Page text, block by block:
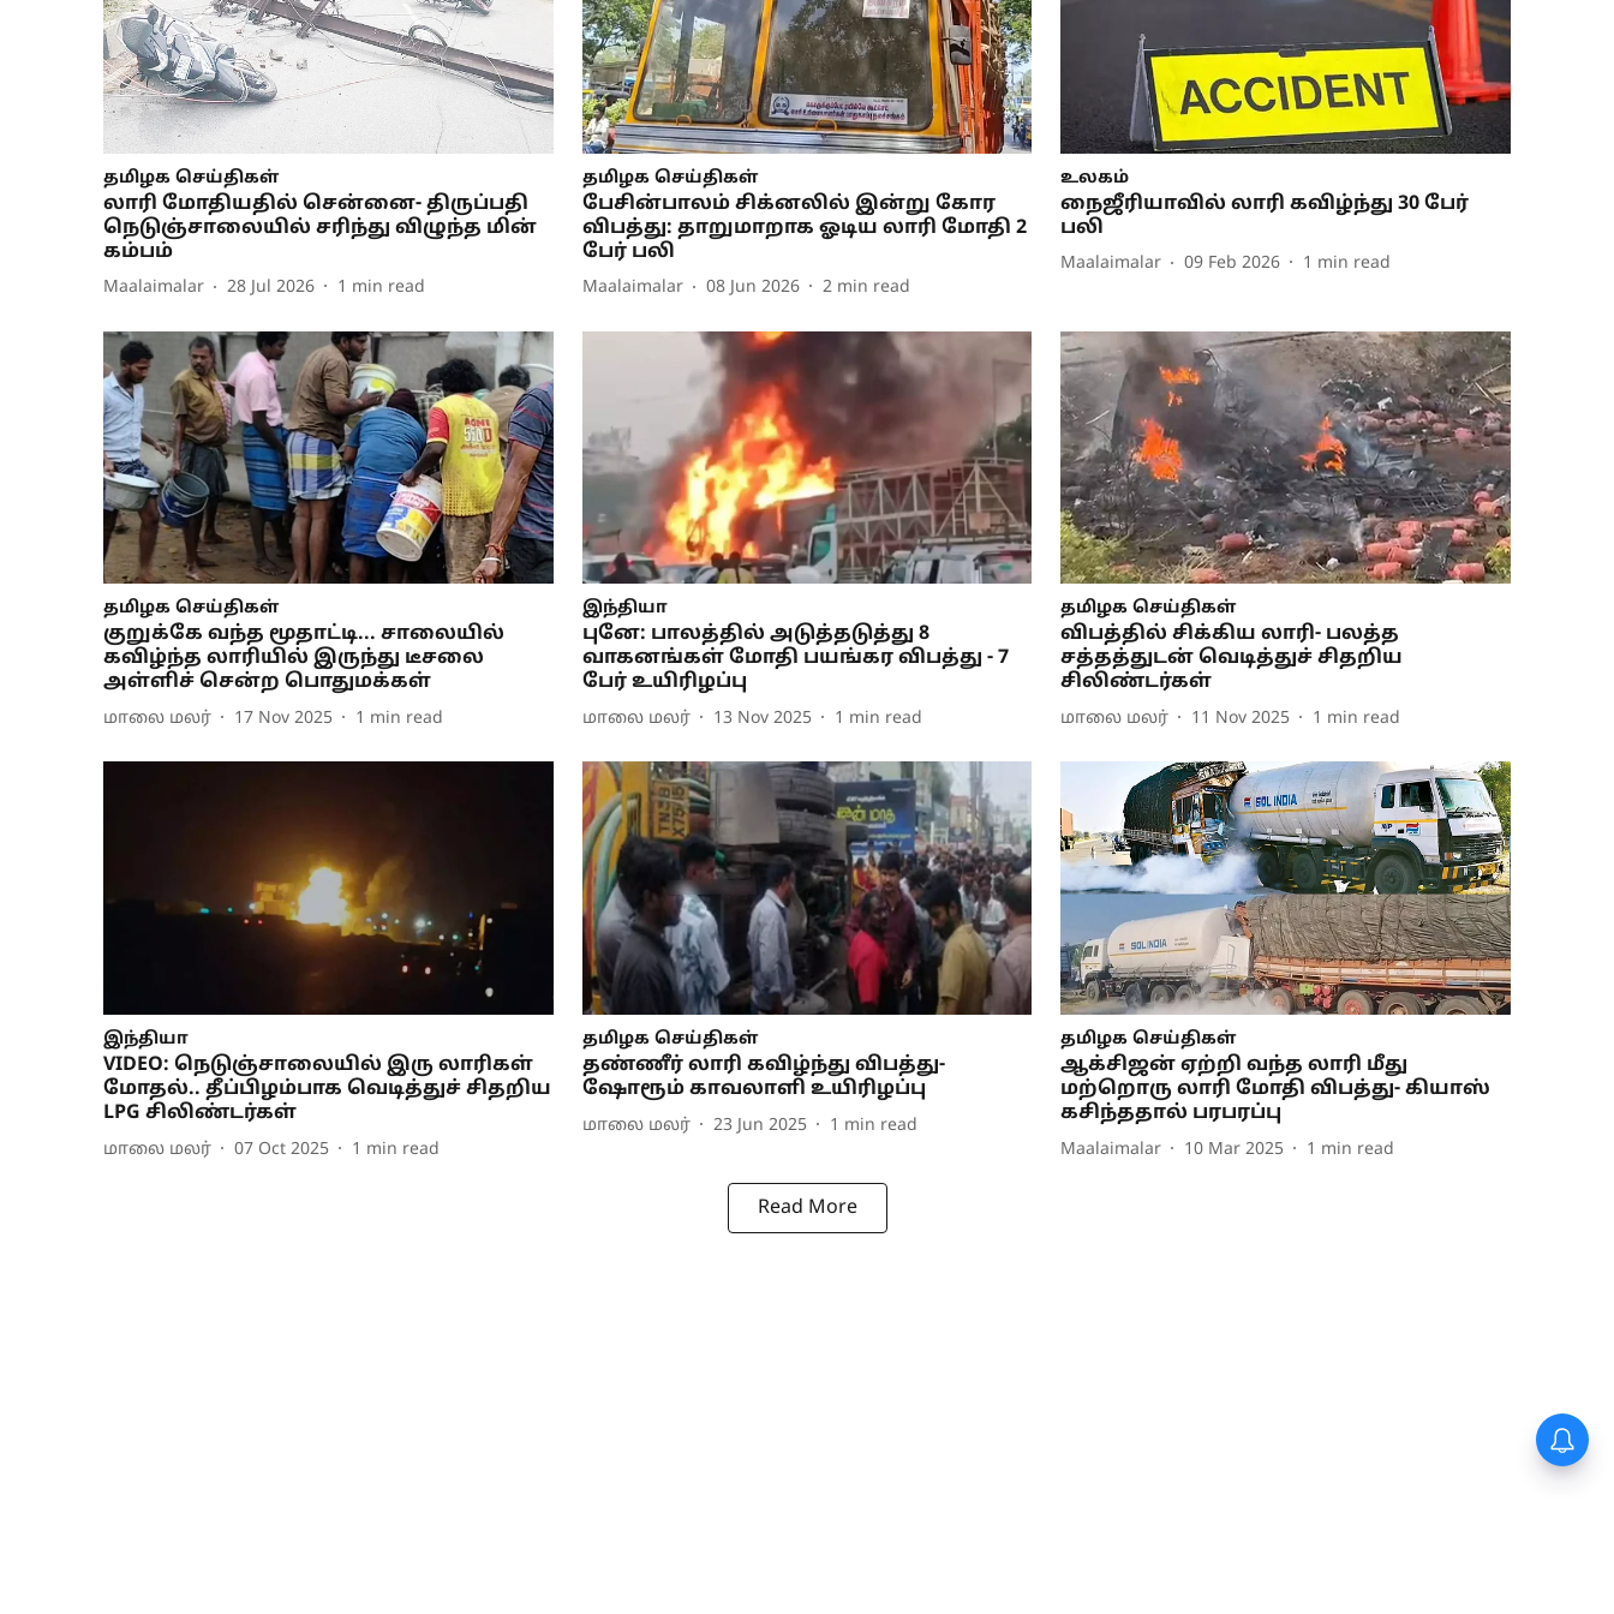
தமிழக செய்திகள்
லாரி மோதியதில் சென்னை- திருப்பதி
நெடுஞ்சாலையில் சரிந்து விழுந்த மின்
கம்பம்
Maalaimalar 28 Jul 2026 1 min read
தமிழக செய்திகள்
பேசின்பாலம் சிக்னலில் இன்று கோர
விபத்து: தாறுமாறாக ஓடிய லாரி மோதி 2
பேர் பலி
Maalaimalar 08 Jun 2026 2 min read
உலகம்
நைஜீரியாவில் லாரி கவிழ்ந்து 30 பேர்
பலி
Maalaimalar 09 Feb 2026 1 min read
தமிழக செய்திகள்
குறுக்கே வந்த மூதாட்டி... சாலையில்
கவிழ்ந்த லாரியில் இருந்து டீசலை
அள்ளிச் சென்ற பொதுமக்கள்
மாலை மலர் 17 Nov 2025 1 min read
இந்தியா
புனே: பாலத்தில் அடுத்தடுத்து 8
வாகனங்கள் மோதி பயங்கர விபத்து - 7
பேர் உயிரிழப்பு
மாலை மலர் 13 Nov 2025 1 min read
தமிழக செய்திகள்
விபத்தில் சிக்கிய லாரி- பலத்த
சத்தத்துடன் வெடித்துச் சிதறிய
சிலிண்டர்கள்
மாலை மலர் 11 Nov 2025 1 min read
இந்தியா
VIDEO: நெடுஞ்சாலையில் இரு லாரிகள்
மோதல்.. தீப்பிழம்பாக வெடித்துச் சிதறிய
LPG சிலிண்டர்கள்
மாலை மலர் 07 Oct 2025 1 min read
தமிழக செய்திகள்
தண்ணீர் லாரி கவிழ்ந்து விபத்து-
ஷோரூம் காவலாளி உயிரிழப்பு
மாலை மலர் 23 Jun 2025 1 min read
தமிழக செய்திகள்
ஆக்சிஜன் ஏற்றி வந்த லாரி மீது
மற்றொரு லாரி மோதி விபத்து- கியாஸ்
கசிந்ததால் பரபரப்பு
Maalaimalar 10 Mar 2025 1 min read
Read More